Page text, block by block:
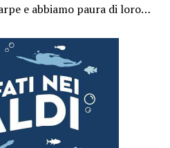
e abbiamo paura di loro…